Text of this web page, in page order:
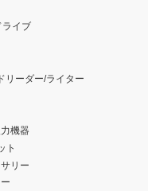
イブ
リーダー/ライター
力機器
ト
リー